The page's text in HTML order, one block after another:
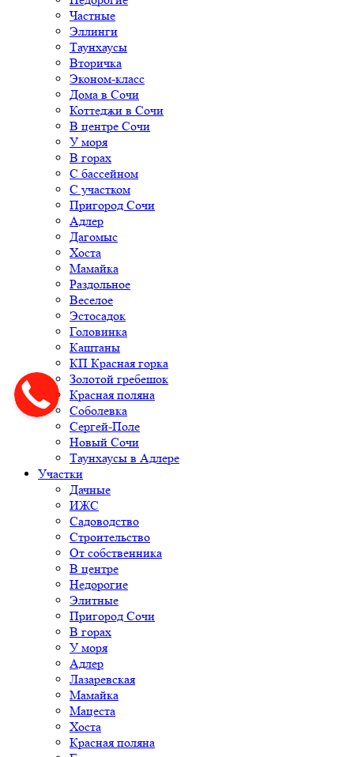
Частные
Эллинги
Таунхаусы
Вторичка
Эконом-класс
Дома в Сочи
Коттеджи в Сочи
В центре Сочи
У моря
В горах
С бассейном
С участком
Пригород Сочи
Адлер
Дагомыс
Хоста
Мамайка
Раздольное
Веселое
Эстосадок
Головинка
Каштаны
КП Красная горка
Золотой гребешок
Красная поляна
Соболевка
Сергей-Поле
Новый Сочи
Таунхаусы в Адлере
Участки
Дачные
ИЖС
Садоводство
Строительство
От собственника
В центре
Недорогие
Элитные
Пригород Сочи
В горах
У моря
Адлер
Лазаревская
Мамайка
Мацеста
Хоста
Красная поляна